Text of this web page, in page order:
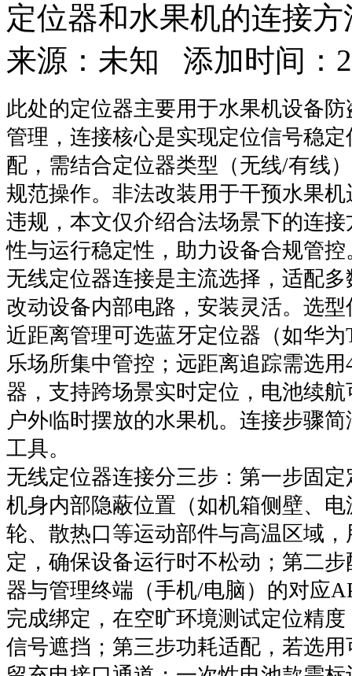
定位器和水果机的连接方
来源：未知 添加时间：
此处的定位器主要用于水果机设备
管理，连接核心是实现定位信号稳
配，需结合定位器类型（无线/有线
规范操作。非法改装用于干预水果
违规，本文仅介绍合法场景下的连
性与运行稳定性，助力设备合规管控
无线定位器连接是主流选择，适配
改动设备内部电路，安装灵活。选
近距离管理可选蓝牙定位器（如华为
乐场所集中管控；远距离追踪需选用
器，支持跨场景实时定位，电池续
户外临时摆放的水果机。连接步骤
工具。
无线定位器连接分三步：第一步固
机身内部隐蔽位置（如机箱侧壁、
轮、散热口等运动部件与高温区域
定，确保设备运行时不松动；第二
器与管理终端（手机/电脑）的对应
完成绑定，在空旷环境测试定位精
信号遮挡；第三步功耗适配，若选